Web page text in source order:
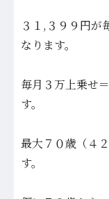
３１,３９９円が
なります。
毎月３万上乗せ
す。
最大７０歳（４
す。